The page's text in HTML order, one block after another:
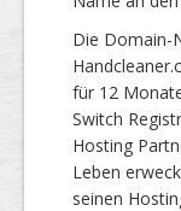
Die Domain-
für 12
Switch
Hosting
Leben
seinen